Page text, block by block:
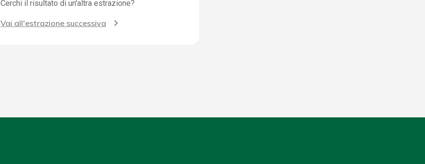
Cerchi il risultato di un'altra estrazione?
Vai all'estrazione successiva